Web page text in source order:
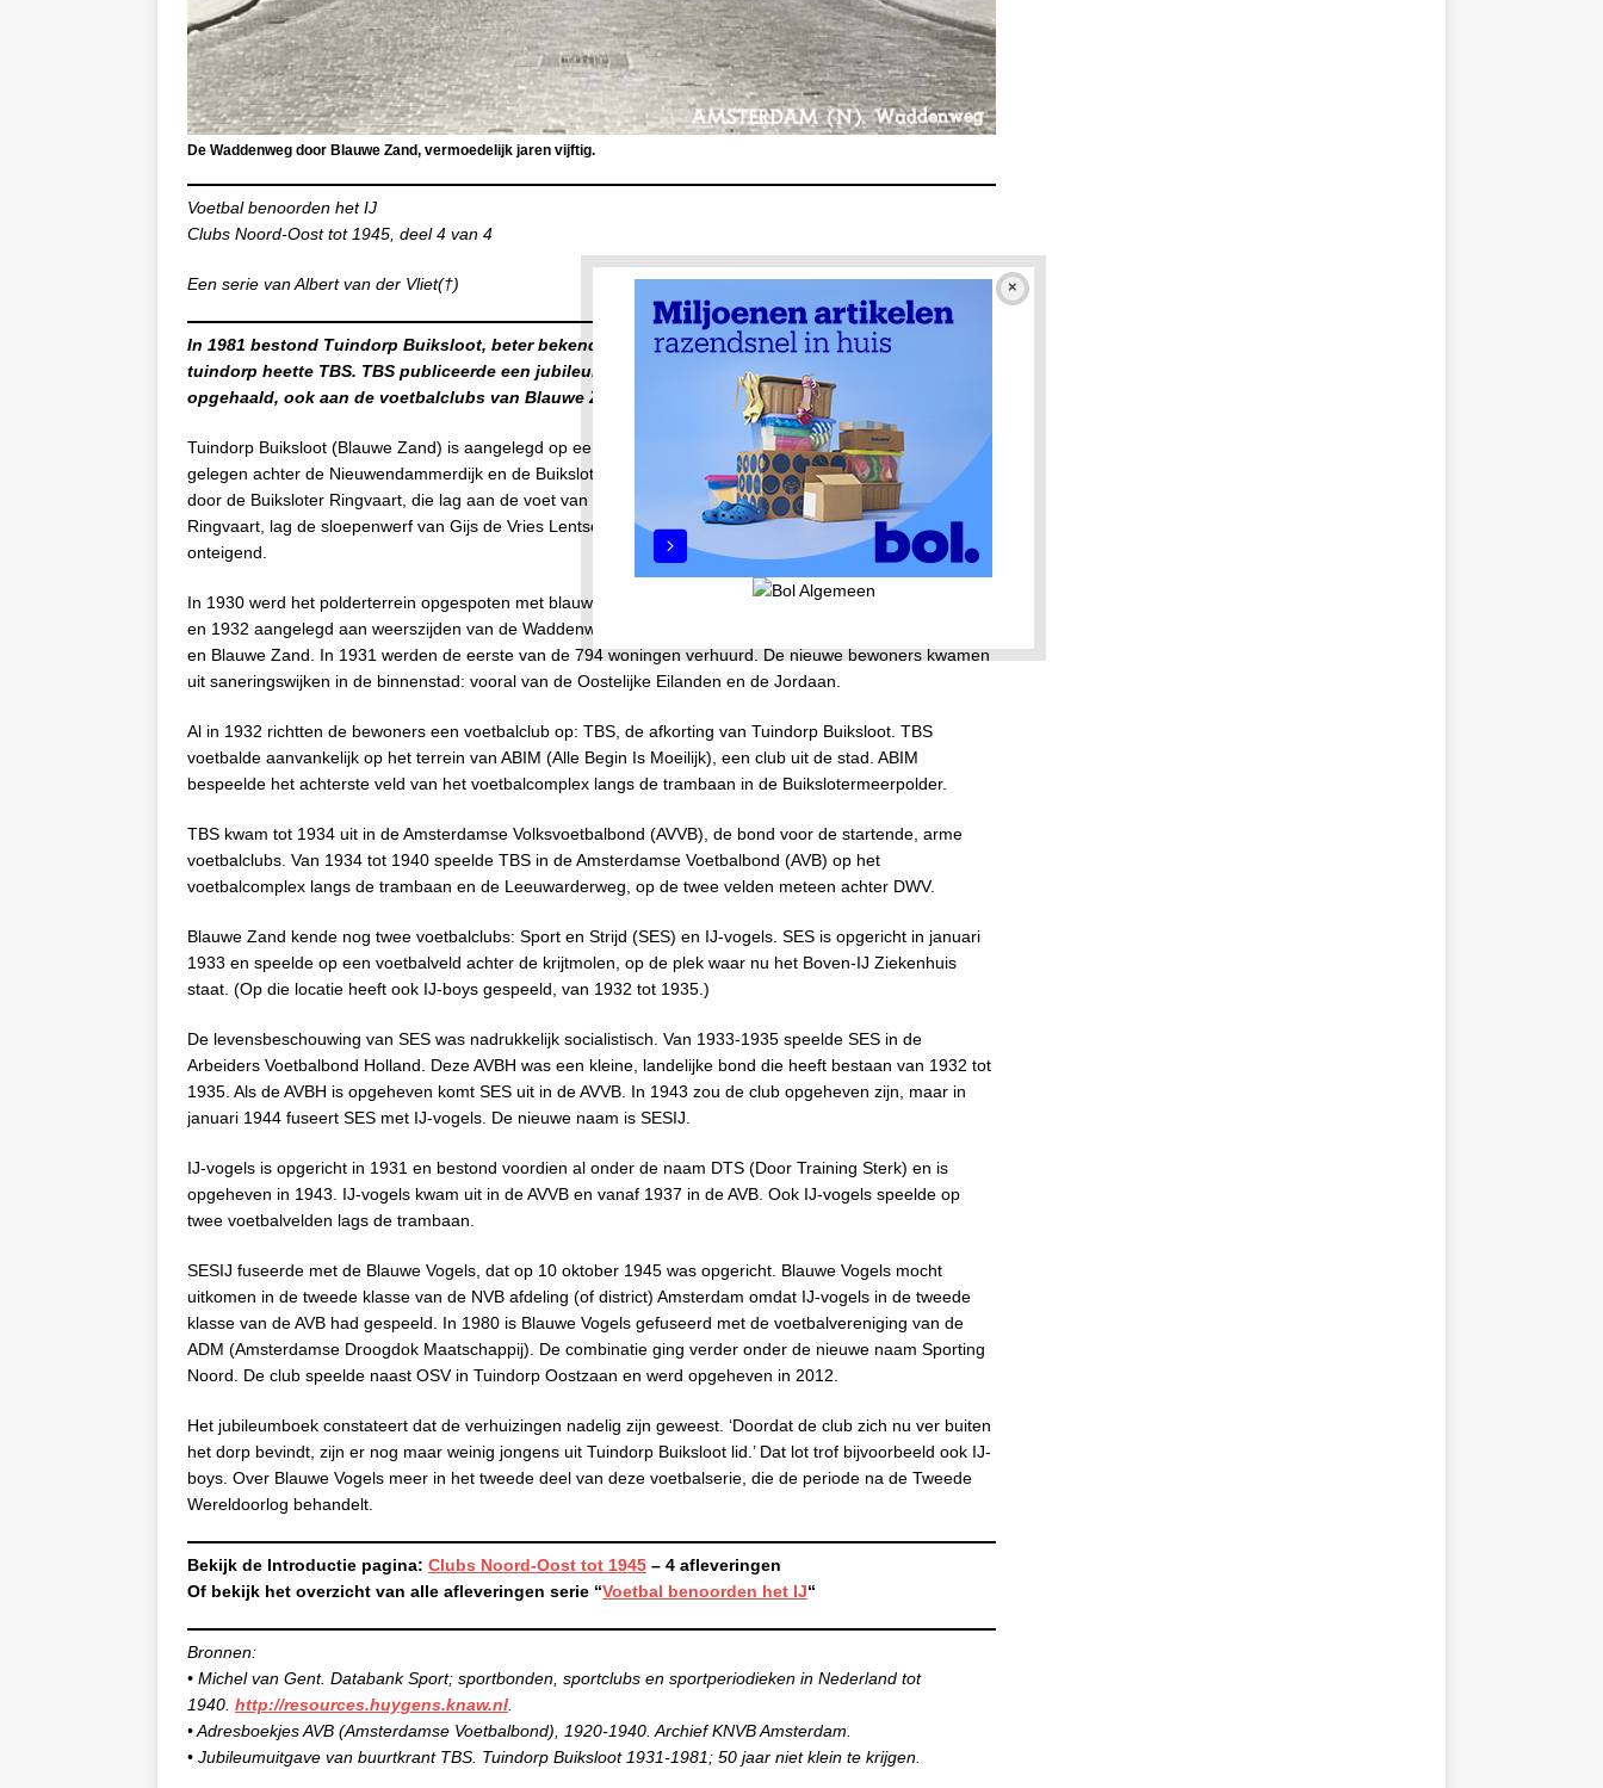
De Waddenweg door Blauwe Zand, vermoedelijk jaren vijftig.
Voetbal benoorden het IJ
Clubs Noord-Oost tot 1945, deel 4 van 4
Een serie van Albert van der Vliet(†)
In 1981 bestond Tuindorp Buiksloot, beter bekend als Blauwe Zand, 50 jaar. De buurtkrant van het
tuindorp heette TBS. TBS publiceerde een jubileumboek, waarin allerlei herinneringen worden
opgehaald, ook aan de voetbalclubs van Blauwe Zand.
Tuindorp Buiksloot (Blauwe Zand) is aangelegd op een apart gedeelte van de Buikslotermeerpolder,
gelegen achter de Nieuwendammerdijk en de Buiksloterdijk. De grens aan de noordkant werd gevormd
door de Buiksloter Ringvaart, die lag aan de voet van de Buikslotermeerdijk. In het weiland, aan de
Ringvaart, lag de sloepenwerf van Gijs de Vries Lentsch. De werf werd aan het eind van de jaren twintig
onteigend.
In 1930 werd het polderterrein opgespoten met blauwachtig zand. Het nieuwe tuindorp werd tussen 1930
en 1932 aangelegd aan weerszijden van de Waddenweg en kreeg twee officiële namen: Tuindorp Buiksloot
en Blauwe Zand. In 1931 werden de eerste van de 794 woningen verhuurd. De nieuwe bewoners kwamen
uit saneringswijken in de binnenstad: vooral van de Oostelijke Eilanden en de Jordaan.
Al in 1932 richtten de bewoners een voetbalclub op: TBS, de afkorting van Tuindorp Buiksloot. TBS
voetbalde aanvankelijk op het terrein van ABIM (Alle Begin Is Moeilijk), een club uit de stad. ABIM
bespeelde het achterste veld van het voetbalcomplex langs de trambaan in de Buikslotermeerpolder.
TBS kwam tot 1934 uit in de Amsterdamse Volksvoetbalbond (AVVB), de bond voor de startende, arme
voetbalclubs. Van 1934 tot 1940 speelde TBS in de Amsterdamse Voetbalbond (AVB) op het
voetbalcomplex langs de trambaan en de Leeuwarderweg, op de twee velden meteen achter DWV.
Blauwe Zand kende nog twee voetbalclubs: Sport en Strijd (SES) en IJ-vogels. SES is opgericht in januari
1933 en speelde op een voetbalveld achter de krijtmolen, op de plek waar nu het Boven-IJ Ziekenhuis
staat. (Op die locatie heeft ook IJ-boys gespeeld, van 1932 tot 1935.)
De levensbeschouwing van SES was nadrukkelijk socialistisch. Van 1933-1935 speelde SES in de
Arbeiders Voetbalbond Holland. Deze AVBH was een kleine, landelijke bond die heeft bestaan van 1932 tot
1935. Als de AVBH is opgeheven komt SES uit in de AVVB. In 1943 zou de club opgeheven zijn, maar in
januari 1944 fuseert SES met IJ-vogels. De nieuwe naam is SESIJ.
IJ-vogels is opgericht in 1931 en bestond voordien al onder de naam DTS (Door Training Sterk) en is
opgeheven in 1943. IJ-vogels kwam uit in de AVVB en vanaf 1937 in de AVB. Ook IJ-vogels speelde op
twee voetbalvelden lags de trambaan.
SESIJ fuseerde met de Blauwe Vogels, dat op 10 oktober 1945 was opgericht. Blauwe Vogels mocht
uitkomen in de tweede klasse van de NVB afdeling (of district) Amsterdam omdat IJ-vogels in de tweede
klasse van de AVB had gespeeld. In 1980 is Blauwe Vogels gefuseerd met de voetbalvereniging van de
ADM (Amsterdamse Droogdok Maatschappij). De combinatie ging verder onder de nieuwe naam Sporting
Noord. De club speelde naast OSV in Tuindorp Oostzaan en werd opgeheven in 2012.
Het jubileumboek constateert dat de verhuizingen nadelig zijn geweest. ‘Doordat de club zich nu ver buiten
het dorp bevindt, zijn er nog maar weinig jongens uit Tuindorp Buiksloot lid.’ Dat lot trof bijvoorbeeld ook IJ-
boys. Over Blauwe Vogels meer in het tweede deel van deze voetbalserie, die de periode na de Tweede
Wereldoorlog behandelt.
Bekijk de Introductie pagina: Clubs Noord-Oost tot 1945 – 4 afleveringen
Of bekijk het overzicht van alle afleveringen serie “Voetbal benoorden het IJ“
Bronnen:
• Michel van Gent. Databank Sport; sportbonden, sportclubs en sportperiodieken in Nederland tot
1940. http://resources.huygens.knaw.nl
• Adresboekjes AVB (Amsterdamse Voetbalbond), 1920-1940. Archief KNVB Amsterdam.
• Jubileumuitgave van buurtkrant TBS. Tuindorp Buiksloot 1931-1981; 50 jaar niet klein te krijgen.